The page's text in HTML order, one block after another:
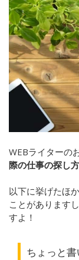
WEBライターの
際の仕事の探し方
以下に挙げたほか
ことがあります
すよ！
ちょっと